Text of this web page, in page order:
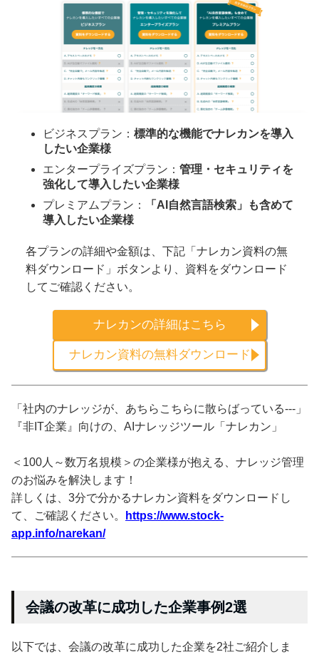
ビジネスプラン： 標準的な機能でナレカンを導入
したい企業様
エンタープライズプラン： 管理・セキュリティを
強化して導入したい企業様
プレミアムプラン：
「AI自然言語検索」も含めて
導入したい企業様
各プランの詳細や金額は、下記「ナレカン資料の無
料ダウンロード」ボタンより、資料をダウンロード
してご確認ください。
ナレカンの詳細はこちら
ナレカン資料の無料ダウンロード
「社内のナレッジが、あちらこちらに散らばっている---」
『非IT企業』向けの、AIナレッジツール「ナレカン」
＜100人～数万名規模＞の企業様が抱える、ナレッジ管理
のお悩みを解決します！
詳しくは、3分で分かるナレカン資料をダウンロードし
て、ご確認ください。
https://www.stock-
app.info/narekan/
会議の改革に成功した企業事例2選
以下では、会議の改革に成功した企業を2社ご紹介しま